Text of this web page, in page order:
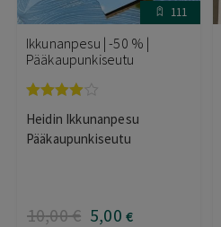
111
Ikkunanpesu | -50 % |
Pääkaupunkiseutu
tuotteesta:
4.00 / 5
Heidin Ikkunanpesu
Pääkaupunkiseutu
10,00€ 5,00 €